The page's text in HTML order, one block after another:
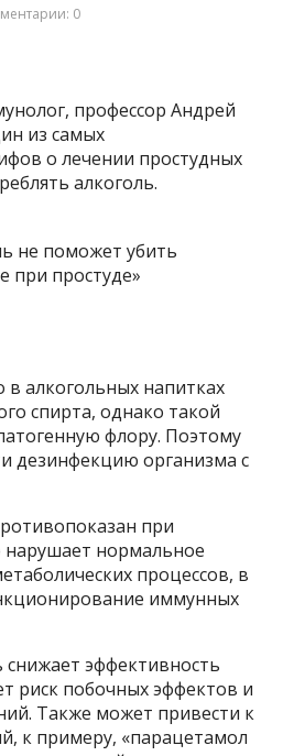
0
профессор Андрей
из самых
о лечении простудных
алкоголь.
в алкогольных напитках
спирта, однако такой
флору. Поэтому
дезинфекцию организма с
при
нарушает нормальное
процессов, в
иммунных
снижает эффективность
риск побочных эффектов и
Также может привести к
к примеру, «парацетамол